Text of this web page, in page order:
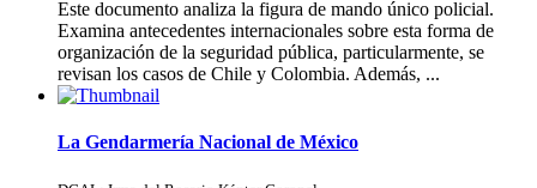
Este documento analiza la figura de mando único policial.
Examina antecedentes internacionales sobre esta forma de
organización de la seguridad pública, particularmente, se
revisan los casos de Chile y Colombia. Además, ...
La Gendarmería Nacional de México